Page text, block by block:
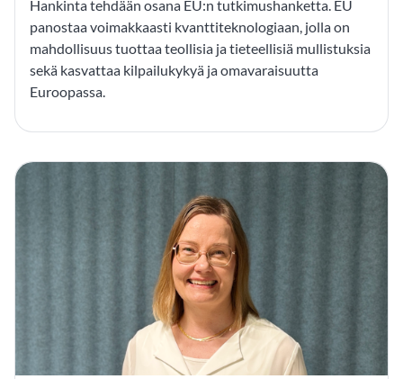
Hankinta tehdään osana EU:n tutkimushanketta. EU
panostaa voimakkaasti kvanttiteknologiaan, jolla on
mahdollisuus tuottaa teollisia ja tieteellisiä mullistuksia
sekä kasvattaa kilpailukykyä ja omavaraisuutta
Euroopassa.